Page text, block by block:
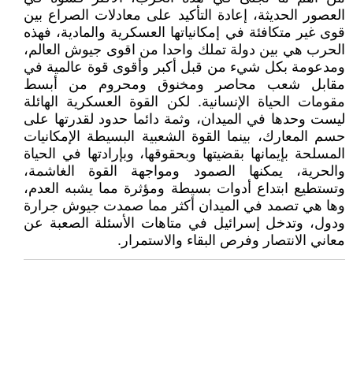
العصور الحديثة، إعادة التأكيد على معادلات الصراع بين
قوى غير متكافئة في إمكانياتها العسكرية والمادية، فهذه
الحرب هي بين دولة تملك واحدا من اقوى جيوش العالم،
ومدعومة بكل شيء من قبل أكبر وأقوى قوة عالمية في
مقابل شعب محاصر ومخنوق ومحروم من أبسط
مقومات الحياة الإنسانية. لكن القوة العسكرية الهائلة
ليست وحدها في الميدان، وثمة دائما حدود لقدرتها على
حسم المعارك، بينما القوة الشعبية البسيطة الإمكانيات
المسلحة بإيمانها بقضيتها وبحقوقها، وبإرادتها في الحياة
والحرية، يمكنها الصمود ومواجهة القوة الغاشمة،
وتستطيع ابتداع أدوات بسيطة ومؤثرة مما يشبه العدم،
وها هي تصمد في الميدان أكثر مما صمدت جيوش جرارة
ودول، وتدخل إسرائيل في متاهات الأسئلة الصعبة عن
معاني الانتصار وفرص البقاء والاستمرار.